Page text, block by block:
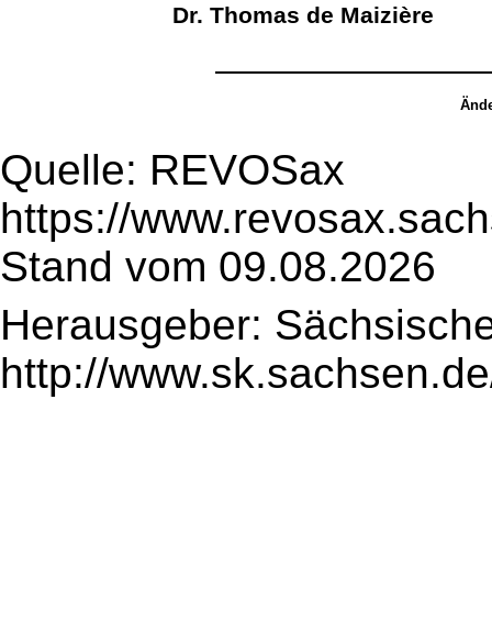
Dr. Thomas de Maizière
Quelle: REVOSax
https://
Stand vom 09.08.2026
Herausgeber:
http://